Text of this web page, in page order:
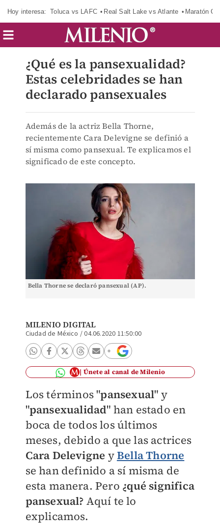
Hoy interesa: Toluca vs LAFC Real Salt Lake vs Atlante Maratón
¿Qué es la pansexualidad?
Estas celebridades se han
declarado pansexuales
Además de la actriz Bella Thorne,
recientemente Cara Delevigne se definió a
sí misma como pansexual. Te explicamos el
significado de este concepto.
Bella Thorne se declaró pansexual (AP).
MILENIO DIGITAL
Ciudad de México /04.06.2020 11:50:00
Únete al canal de Milenio
Los términos "pansexual" y
"pansexualidad" han estado en
boca de todos los últimos
meses, debido a que las actrices
Cara Delevigne yBella Thorne
se han definido a sí misma de
esta manera. Pero ¿qué significa
pansexual? Aquí te lo
explicamos.